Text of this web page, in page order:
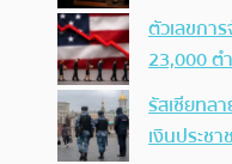
ตัวเลขกา
23,000
รัสเซียทล
เงินประช